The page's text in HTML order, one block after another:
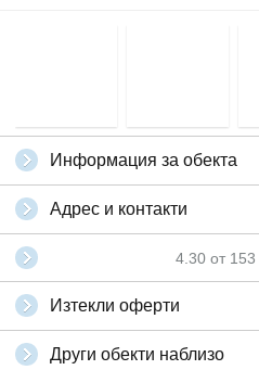
Информация за обекта
Адрес и контакти
4.30 от 153
Изтекли оферти
Други обекти наблизо